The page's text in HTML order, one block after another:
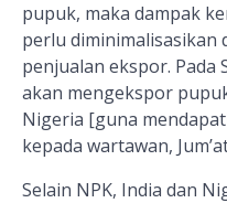
pupuk, maka dampak
perlu diminimalisasikan
penjualan ekspor. Pada
akan mengekspor
Nigeria [guna
kepada wartawan,
Selain NPK, India dan